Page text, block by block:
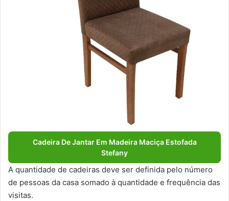
Cadeira De Jantar Em Madeira Maciça Estofada
Stefany
A quantidade de cadeiras deve ser definida pelo número
de pessoas da casa somado à quantidade e frequência das
visitas.